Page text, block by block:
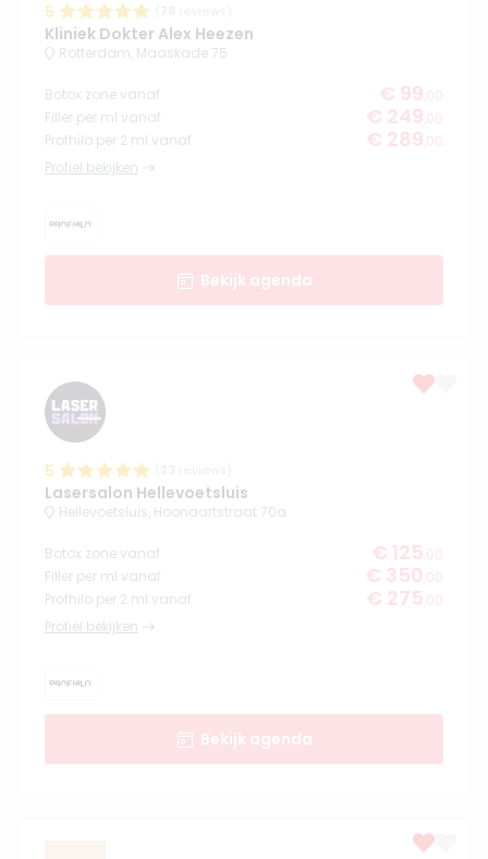
5
Kliniek Dokter Alex Heezen
Rotterdam, Maaskade 75
Botox zone vanaf € 99 ,00
Filler per ml vanaf
€ 249 ,00
Profhilo per 2 ml vanaf
€ 289 ,00
Profiel bekijken
Bekijk agenda
5
Lasersalon Hellevoetsluis
Hellevoetsluis, Hoonaartstraat 70a
Botox zone vanaf € 125 ,00
Filler per ml vanaf
€ 350 ,00
Profhilo per 2 ml vanaf
€ 275 ,00
Profiel bekijken
Bekijk agenda